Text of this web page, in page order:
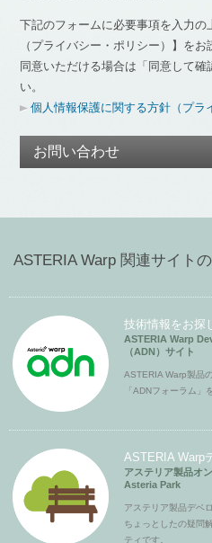
下記のフォームに必要事項を入力
（プライバシー・ポリシー）】をお
同意いただける場合は「同意して
い。
個人情報保護に関する方針（プラ
お問い合わせ
ASTERIA Warp 関連サイト
技術情報をお探
ASTERIA Warp
（ADN）サイト
ASTERIA Warp製品
「ADNフォーラム」
ASTERIA Warp
アステリア製品オ
Asteria Park
アステリア製品デベ
ちょっとしたの疑問
ティです。